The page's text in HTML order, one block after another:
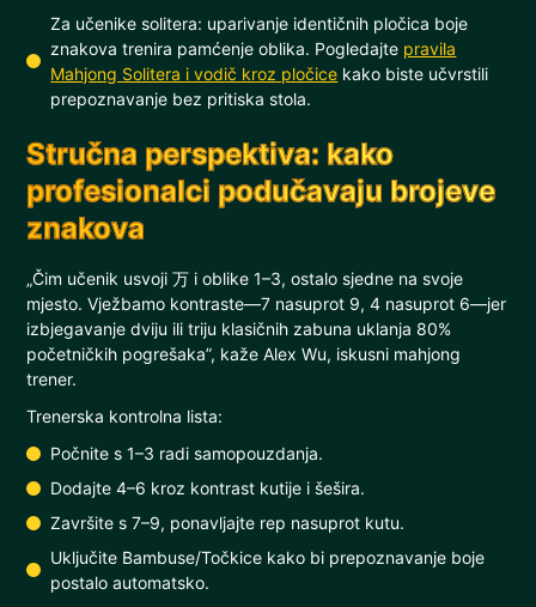
Za učenike solitera: uparivanje identičnih pločica boje
znakova trenira pamćenje oblika. Pogledajte pravila
Mahjong Solitera i vodič kroz pločice kako biste učvrstili
prepoznavanje bez pritiska stola.
Stručna perspektiva: kako
profesionalci podučavaju brojeve
znakova
„Čim učenik usvoji 万 i oblike 1–3, ostalo sjedne na svoje
mjesto. Vježbamo kontraste—7 nasuprot 9, 4 nasuprot 6—jer
izbjegavanje dviju ili triju klasičnih zabuna uklanja 80%
početničkih pogrešaka”, kaže Alex Wu, iskusni mahjong
trener.
Trenerska kontrolna lista:
Počnite s 1–3 radi samopouzdanja.
Dodajte 4–6 kroz kontrast kutije i šešira.
Završite s 7–9, ponavljajte rep nasuprot kutu.
Uključite Bambuse/Točkice kako bi prepoznavanje boje
postalo automatsko.